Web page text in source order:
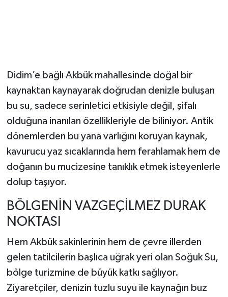
Didim’e bağlı Akbük mahallesinde doğal bir
kaynaktan kaynayarak doğrudan denizle buluşan
bu su, sadece serinletici etkisiyle değil, şifalı
olduğuna inanılan özellikleriyle de biliniyor. Antik
dönemlerden bu yana varlığını koruyan kaynak,
kavurucu yaz sıcaklarında hem ferahlamak hem de
doğanın bu mucizesine tanıklık etmek isteyenlerle
dolup taşıyor.
BÖLGENİN VAZGEÇİLMEZ DURAK
NOKTASI
Hem Akbük sakinlerinin hem de çevre illerden
gelen tatilcilerin başlıca uğrak yeri olan Soğuk Su,
bölge turizmine de büyük katkı sağlıyor.
Ziyaretçiler, denizin tuzlu suyu ile kaynağın buz